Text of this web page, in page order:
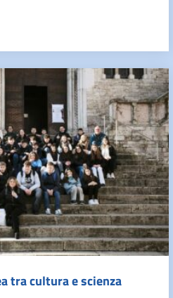
tra cultura e scienza